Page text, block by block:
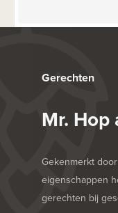
Gerechten
Mr. Hop
Gekenmerkt
eigenschappen
gerechten bij